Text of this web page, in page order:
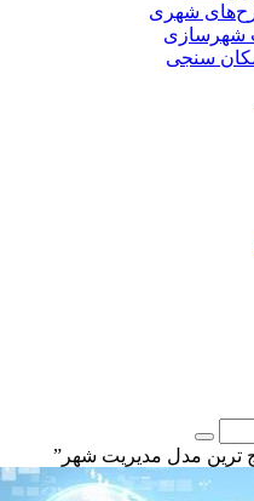
شهری
سنجی
مدل مدیریت شهر”